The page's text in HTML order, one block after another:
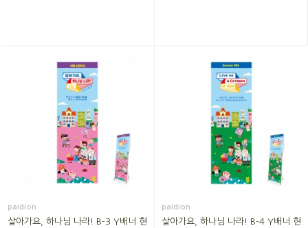
paidion
살아가요, 하나님 나라! B-3 Y배너 현
paidion
살아가요, 하나님 나라! B-4 Y배너 현